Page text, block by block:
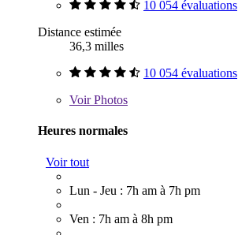
10 054 évaluations
Distance estimée
36,3 milles
10 054 évaluations
VoirPhotos
Heures normales
Voir tout
Lun - Jeu : 7h am à 7h pm
Ven : 7h am à 8h pm